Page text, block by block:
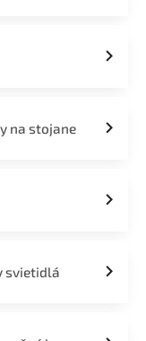
na stojane
svietidlá